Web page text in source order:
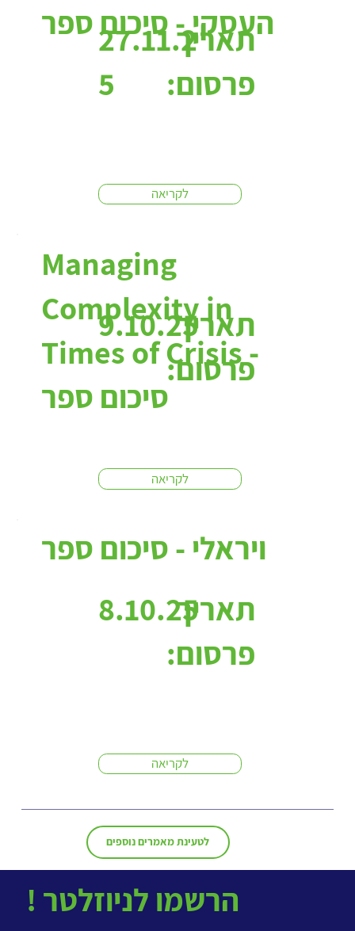
לטעינת מאמרים נוספים
העסקי - סיכום ספר
לקריאה
27.11.2
5
תאריך
פרסום:
Managing
Complexity in
Times of Crisis -
סיכום ספר
לקריאה
9.10.25תאריך
פרסום:
ויראלי - סיכום ספר
לקריאה
8.10.25תאריך
פרסום:
! הרשמו לניוזלטר